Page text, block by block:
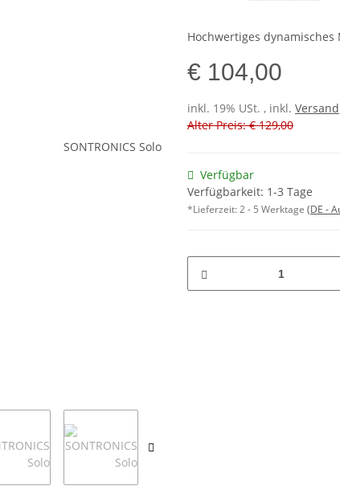
Hochwertiges
€ 104,00
inkl. 19% USt. , inkl. Versand
Alter Preis: € 129,00
Verfügbar
Verfügbarkeit: 1-3 Tage
*Lieferzeit:2 - 5 Werktage (DE -